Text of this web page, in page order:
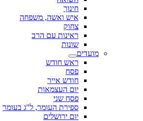
חינוך
איש ואשה, משפחה
צחוק
ראינות עם הרב
שונות
מועדים
ראש חודש
פסח
חודש אייר
יום העצמאות
פסח שני
ספירת העומר, ל"ג בעומר
יום ירושלים